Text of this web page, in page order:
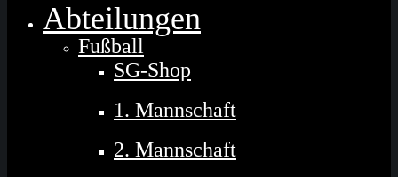
Abteilungen
Fußball
SG-Shop
1. Mannschaft
2. Mannschaft